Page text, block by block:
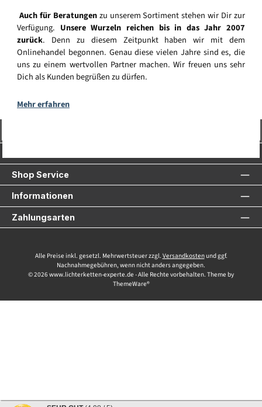
Auch für Beratungenzu unserem Sortiment stehen wir Dir zur
Verfügung. Unsere Wurzeln reichen bis in das Jahr 2007
zurück. Denn zu diesem Zeitpunkt haben wir mit dem
Onlinehandel begonnen. Genau diese vielen Jahre sind es, die
uns zu einem wertvollen Partner machen. Wir freuen uns sehr
Dich als Kunden begrüßen zu dürfen.
Mehr erfahren
Shop Service
Informationen
Zahlungsarten
Alle Preise inkl. gesetzl. Mehrwertsteuer zzgl. Versandkostenund ggf.
Nachnahmegebühren, wenn nicht anders angegeben.
© 2026 www.lichterketten-experte.de - Alle Rechte vorbehalten. Theme by
ThemeWare®